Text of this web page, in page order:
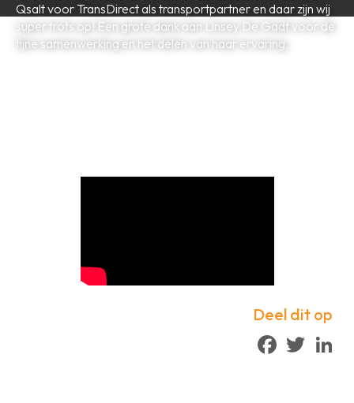
Qsalt voor TransDirect als transportpartner en daar zijn wij
super trots op! Een grote dank aan Linsey De Gadt voor de
fijne samenwerking en het delen van haar ervaring.
Deel dit op
Facebook
Twitter